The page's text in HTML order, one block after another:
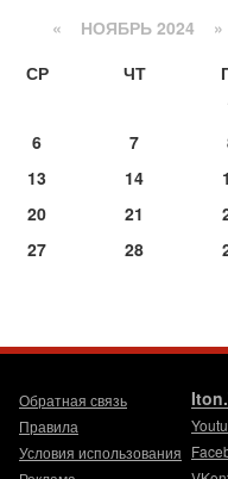
« НОЯБРЬ 2024 »
СР ЧТ
6 7
13 14
20 21
27 28
Обратная связь
Правила
Условия использования